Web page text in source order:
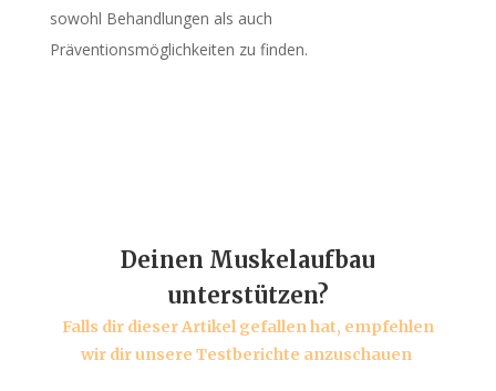
sowohl Behandlungen als auch
Präventionsmöglichkeiten zu finden.
Deinen Muskelaufbau
unterstützen?
Falls dir dieser Artikel gefallen hat, empfehlen
wir dir unsere Testberichte anzuschauen